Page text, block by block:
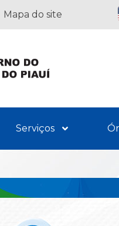
Mapa do site
Serviços